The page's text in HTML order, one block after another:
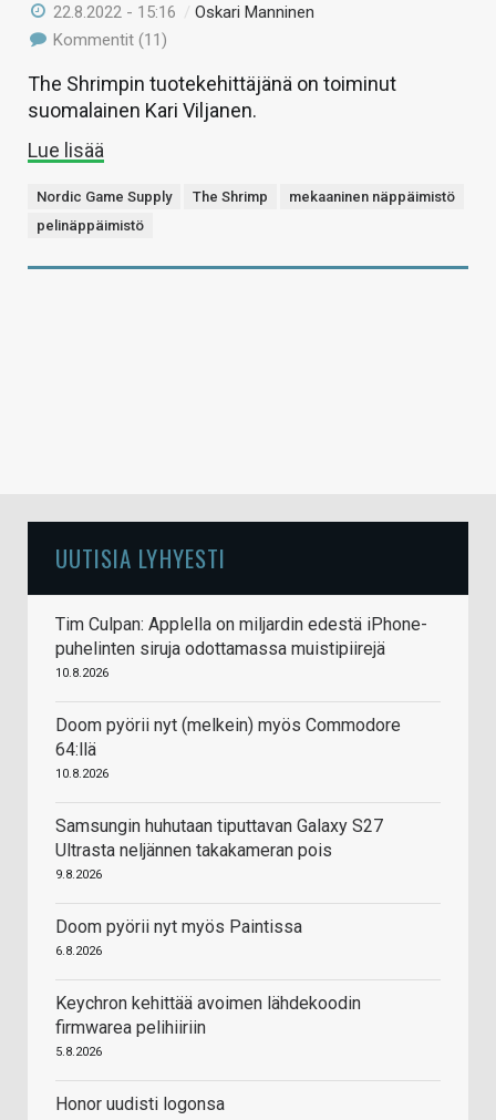
22.8.2022 - 15:16 /Oskari Manninen
Kommentit (11)
The Shrimpin tuotekehittäjänä on toiminut
suomalainen Kari Viljanen.
Lue lisää
Nordic Game Supply The Shrimp
mekaaninen näppäimistö
pelinäppäimistö
UUTISIA LYHYESTI
Tim Culpan: Applella on miljardin edestä iPhone-
puhelinten siruja odottamassa muistipiirejä
10.8.2026
Doom pyörii nyt (melkein) myös Commodore
64:llä
10.8.2026
Samsungin huhutaan tiputtavan Galaxy S27
Ultrasta neljännen takakameran pois
9.8.2026
Doom pyörii nyt myös Paintissa
6.8.2026
Keychron kehittää avoimen lähdekoodin
firmwarea pelihiiriin
5.8.2026
Honor uudisti logonsa